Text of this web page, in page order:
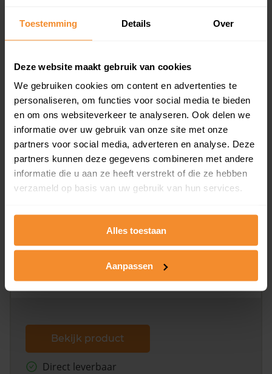
Toestemming Details Over
Deze website maakt gebruik van cookies
We gebruiken cookies om content en advertenties te
personaliseren, om functies voor social media te bieden
en om ons websiteverkeer te analyseren. Ook delen we
informatie over uw gebruik van onze site met onze
partners voor social media, adverteren en analyse. Deze
partners kunnen deze gegevens combineren met andere
informatie die u aan ze heeft verstrekt of die ze hebben
verzameld op basis van uw gebruik van hun services.
Alles toestaan
Aanpassen
en koopdatum) binnen een postcodegebied. Dit
koopsommen.
Bekijk product
Direct leverbaar
Kadastrale kaart pakket
Alleen globale ligging perceel
omliggende percelen met de kadastrale erfgrenzen,
Bekijk product
Direct leverbaar